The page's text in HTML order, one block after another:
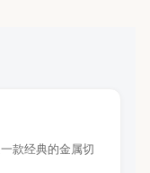
款经典的金属切